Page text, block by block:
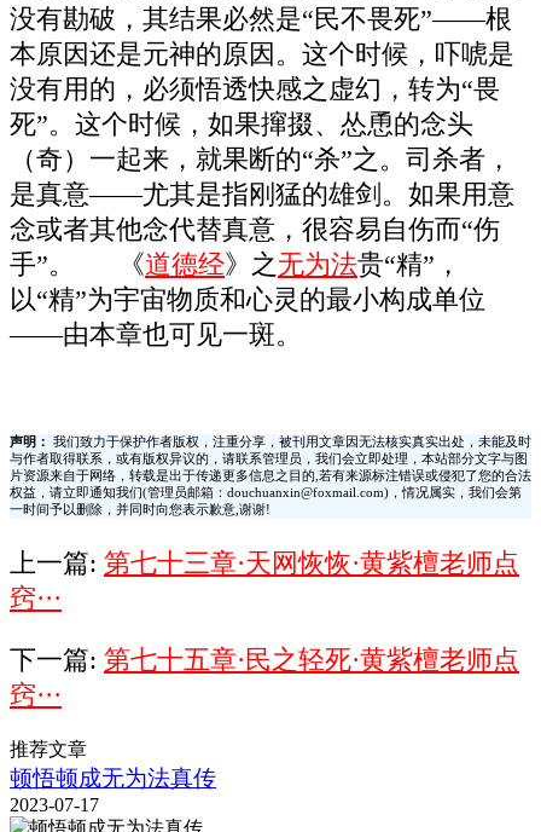
没有勘破，其结果必然是“民不畏死”――根
本原因还是元神的原因。这个时候，吓唬是
没有用的，必须悟透快感之虚幻，转为“畏
死”。这个时候，如果撺掇、怂恿的念头
（奇）一起来，就果断的“杀”之。司杀者，
是真意――尤其是指刚猛的雄剑。如果用意
念或者其他念代替真意，很容易自伤而“伤
手”。 《道德经》之无为法贵“精”，
以“精”为宇宙物质和心灵的最小构成单位
――由本章也可见一斑。
声明：
我们致力于保护作者版权，注重分享，被刊用文章因无法核实真实出处，未能及时
与作者取得联系，或有版权异议的，请联系管理员，我们会立即处理，本站部分文字与图
片资源来自于网络，转载是出于传递更多信息之目的,若有来源标注错误或侵犯了您的合法
权益，请立即通知我们(管理员邮箱：douchuanxin@foxmail.com)，情况属实，我们会第
一时间予以删除，并同时向您表示歉意,谢谢!
上一篇: 第七十三章·天网恢恢·黄紫檀老师点
窍···
下一篇: 第七十五章·民之轻死·黄紫檀老师点
窍···
推荐文章
顿悟顿成无为法真传
2023-07-17